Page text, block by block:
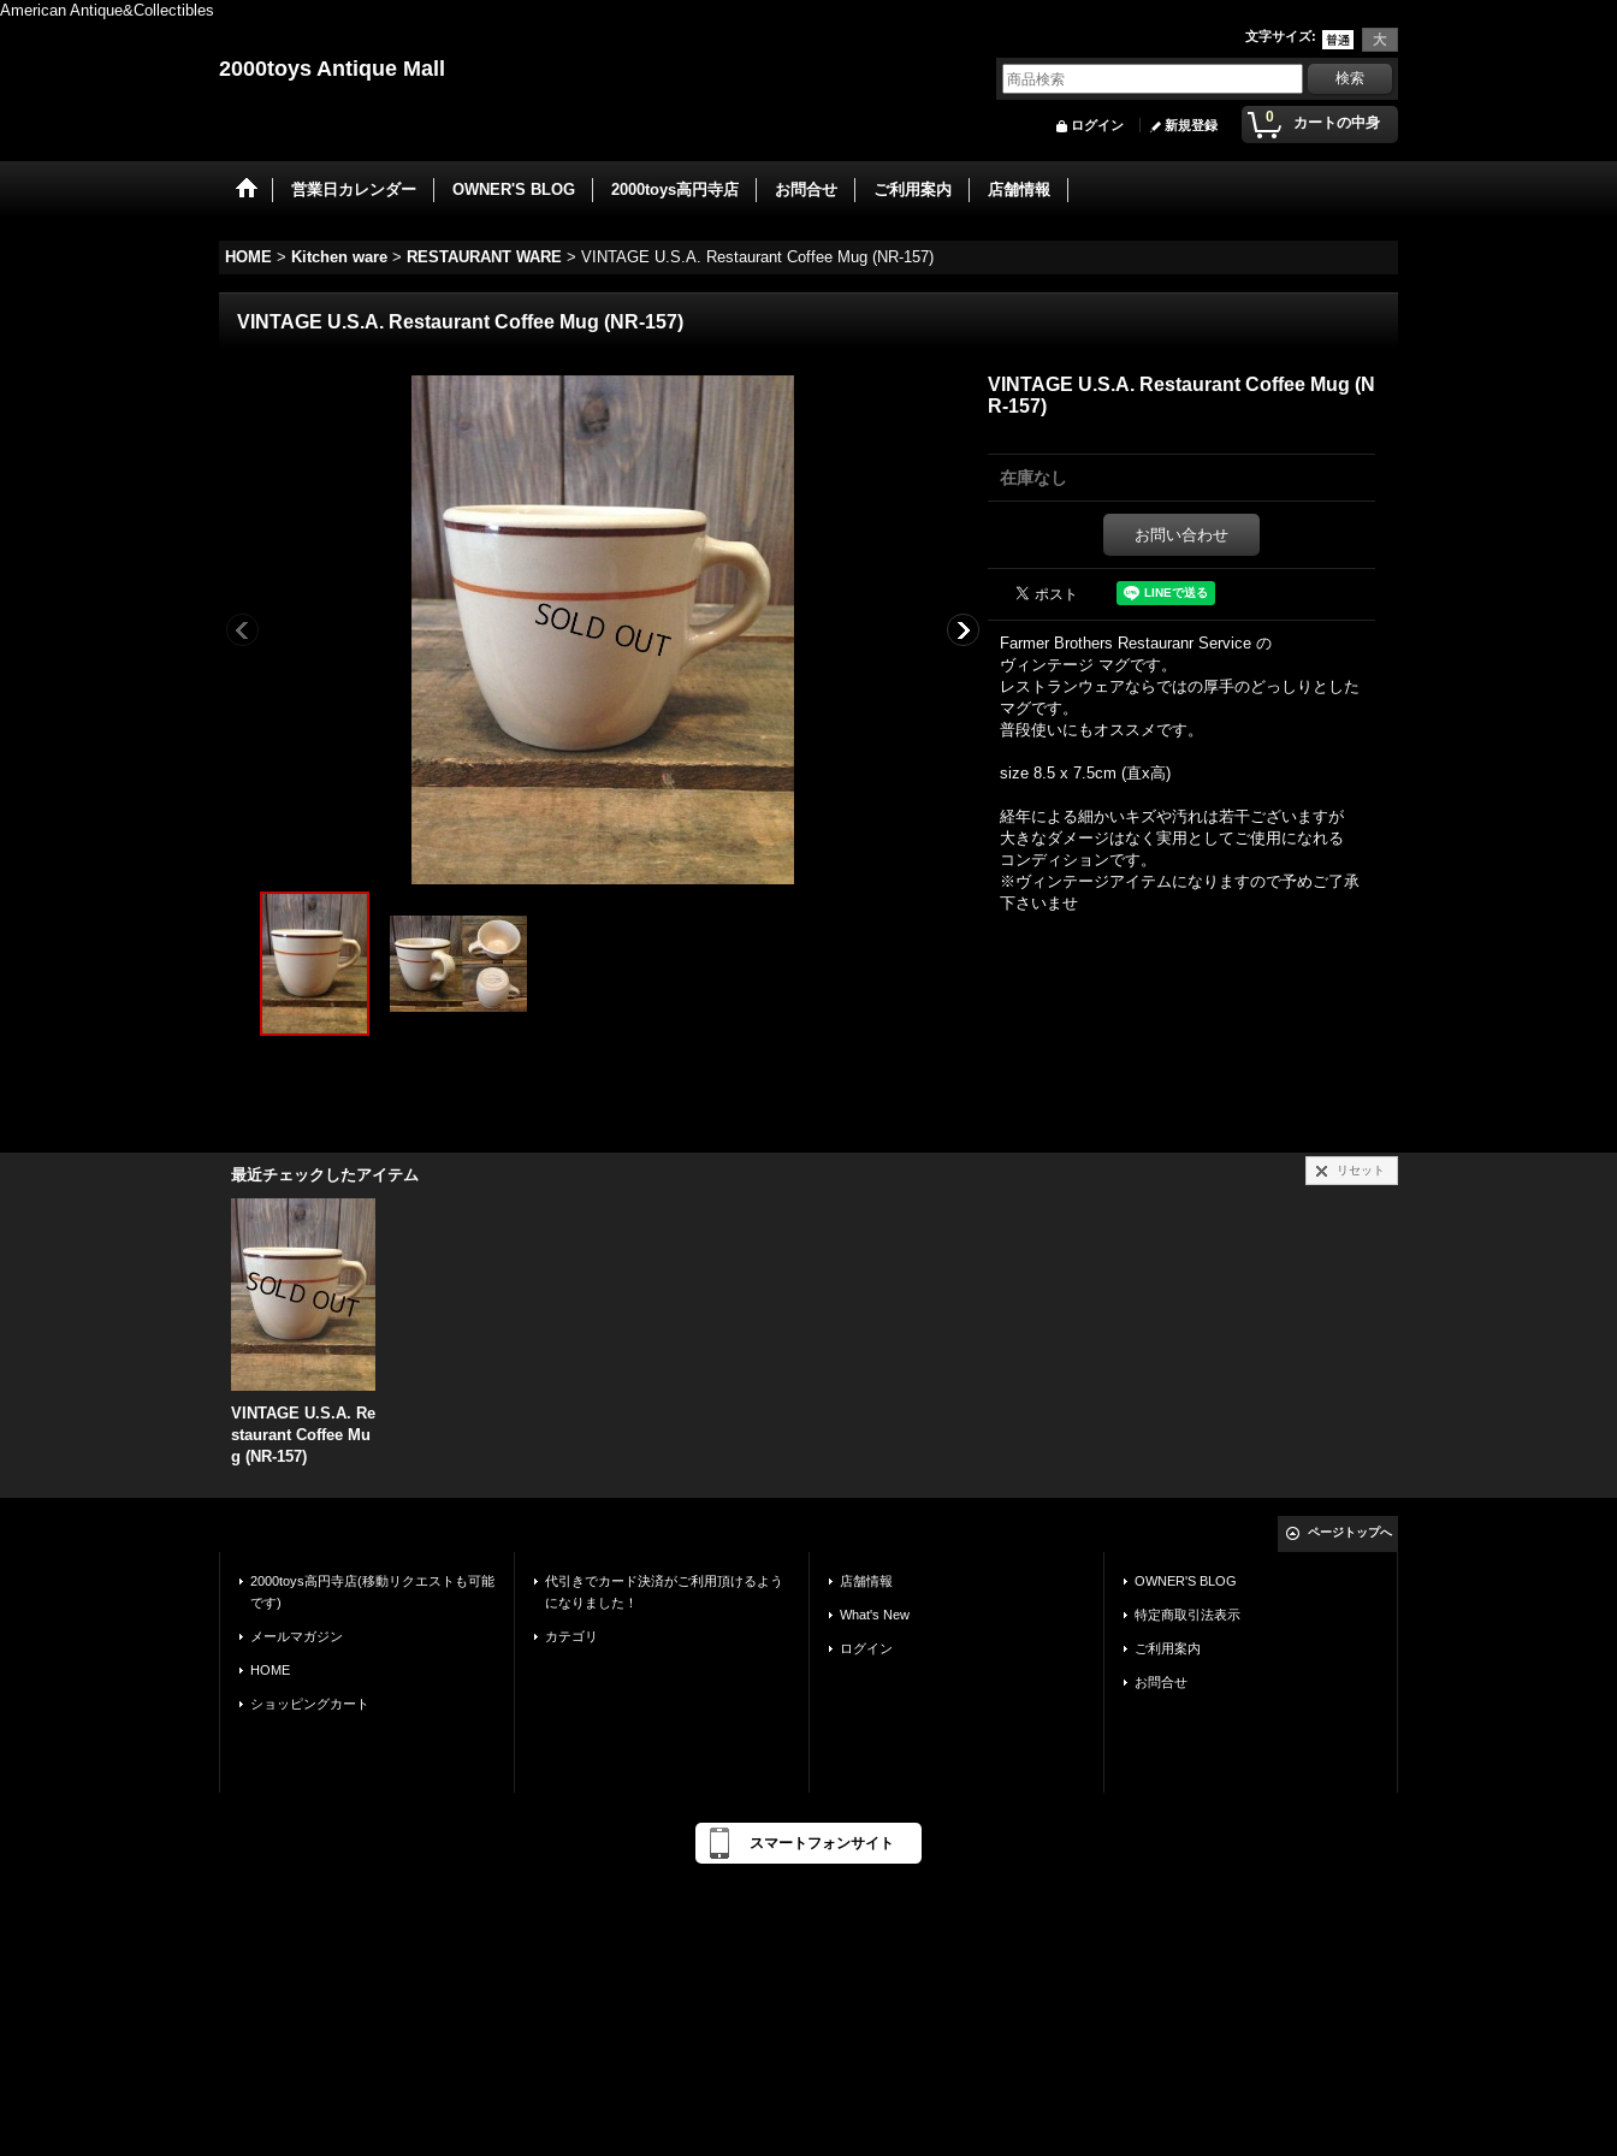
American Antique&Collectibles
文字サイズ:
2000toys Antique Mall
0 カートの中身
ログイン 新規登録
営業日カレンダー OWNER'S BLOG 2000toys高円寺店 お問合せ ご利用案内 店舗情報
HOME > Kitchen ware > RESTAURANT WARE > VINTAGE U.S.A. Restaurant Coffee Mug (NR-157)
VINTAGE U.S.A. Restaurant Coffee Mug (NR-157)
VINTAGE U.S.A. Restaurant Coffee Mug (N
R-157)
在庫なし
お問い合わせ
Farmer Brothers Restauranr Service の
ヴィンテージ マグです。
レストランウェアならではの厚手のどっしりとした
マグです。
普段使いにもオススメです。
size 8.5 x 7.5cm (直x高)
経年による細かいキズや汚れは若干ございますが
大きなダメージはなく実用としてご使用になれる
コンディションです。
※ヴィンテージアイテムになりますので予めご了承
下さいませ
最近チェックしたアイテム リセット
VINTAGE U.S.A. Re
staurant Coffee Mu
g (NR-157)
ページトップへ
2000toys高円寺店(移動リクエストも可能
です)
メールマガジン
HOME
ショッピングカート
代引きでカード決済がご利用頂けるよう
になりました！
カテゴリ
店舗情報
What's New
ログイン
OWNER'S BLOG
特定商取引法表示
ご利用案内
お問合せ
スマートフォンサイト